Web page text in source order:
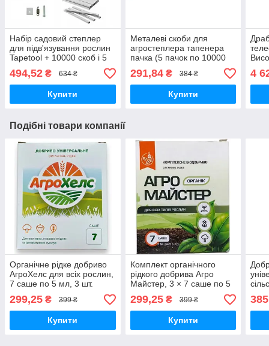
Набір садовий степлер
для підв'язування рослин
Tapetool + 10000 скоб і 5
рулонів стрічки
494,52 ₴ 634 ₴
Купити
Металеві скоби для
агростеплера тапенера
пачка (5 пачок по 10000
шт.)
291,84₴ 384 ₴
Купити
4
Подібні товари компанії
Органічне рідке добриво
АгроХелс для всіх рослин,
7 саше по 5 мл, 3 шт.
299,25 ₴ 399 ₴
Купити
Комплект органічного
рідкого добрива Агро
Майстер, 3 × 7 саше по 5
299,25₴ 399 ₴
Купити